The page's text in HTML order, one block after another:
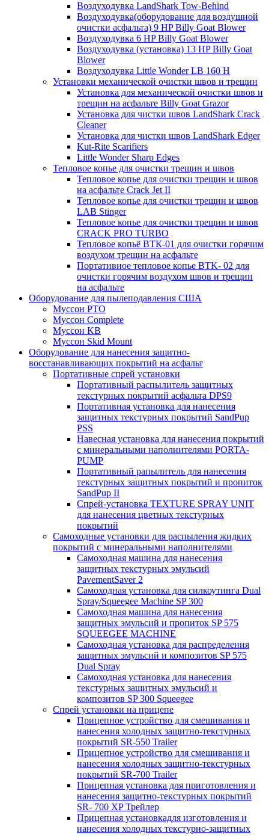
Воздуходувка LandShark Tow-Behind
Воздуходувка(оборудование для воздушной
очистки асфальта) 9 HP Billy Goat Blower
Воздуходувка 6 HP Billy Goat Blower
Воздуходувка (установка) 13 HP Billy Goat
Blower
Воздуходувка Little Wonder LB 160 H
Установки механической очистки швов и трещин
Установка для механической очистки швов и
трещин на асфальте Billy Goat Grazor
Установка для чистки швов LandShark Crack
Cleaner
Установка для чистки швов LandShark Edger
Kut-Rite Scarifiers
Little Wonder Sharp Edges
Тепловое копье для очистки трещин и швов
Тепловое копье для очистки трещин и швов
на асфальте Crack Jet II
Тепловое копье для очистки трещин и швов
LAB Stinger
Тепловое копье для очистки трещин и швов
CRACK PRO TURBO
Тепловое копьё ВТК-01 для очистки горячим
воздухом трещин на асфальте
Портативное тепловое копье BTK- 02 для
очистки горячим воздухом швов и трещин
на асфальте
Оборудование для пылеподавления США
Муссон PTO
Муссон Complete
Муссон KB
Муссон Skid Mount
Оборудование для нанесения защитно-
восстанавливающих покрытий на асфальт
Портативные спрей установки
Портативный распылитель защитных
текстурных покрытий асфальта DPS9
Портативная установка для нанесения
защитных текстурных покрытий SandPup
PSS
Навесная установка для нанесения покрытий
с минеральными наполнителями PORTA-
PUMP
Портативный рапылитель для нанесения
текстурных защитных покрытий и пропиток
SandPup II
Спрей-установка TEXTURE SPRAY UNIT
для нанесения цветных текстурных
покрытий
Самоходные установки для распыления жидких
покрытий с минеральными наполнителями
Самоходная машина для нанесения
защитных текстурных эмульсий
PavementSaver 2
Самоходная установка для силкоутинга Dual
Spray/Squeegee Machine SP 300
Самоходная машина для нанесения
защитных эмульсий и пропиток SP 575
SQUEEGEE MACHINE
Самоходная установка для распределения
защитных эмульсий и композитов SP 575
Dual Spray
Самоходная установка для нанесения
текстурных защитных эмульсий и
композитов SP 300 Squeegee
Спрей установки на прицепе
Прицепное устройство для смешивания и
нанесения холодных защитно-текстурных
покрытий SR-550 Trailer
Прицепное устройство для смешивания и
нанесения холодных защитно-текстурных
покрытий SR-700 Trailer
Прицепная установка для приготовления и
нанесения защитно-текстурных покрытий
SR- 700 XP Трейлер
Прицепная установкадля изготовления и
нанесения холодных текстурно-защитных